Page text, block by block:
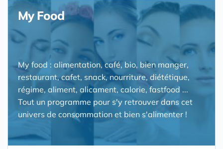
My Food
My food : alimentation, café, bio, bien manger,
restaurant, cafet, snack, nourriture, diététique,
régime, aliment, alicament, calorie, fastfood ...
Tout un programme pour s'y retrouver dans cet
univers de consommation et bien s'alimenter !